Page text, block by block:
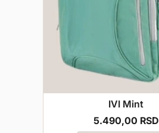
IVI Mint
5.490,00 RSD